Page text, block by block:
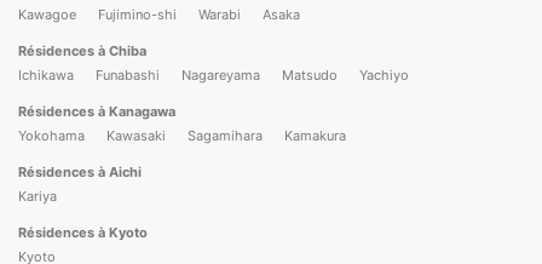
Kawagoe
Fujimino-shi Warabi Asaka
Résidences à Chiba
Ichikawa
Funabashi Nagareyama Matsudo Yachiyo
Résidences à Kanagawa
Yokohama
Kawasaki Sagamihara Kamakura
Résidences à Aichi
Kariya
Résidences à Kyoto
Kyoto